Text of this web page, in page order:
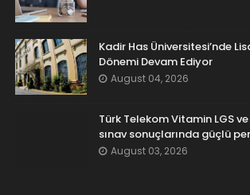
Kadir Has Üniversitesi’nde
Dönemi Devam Ediyor
August 04, 2026
Türk Telekom Vitamin LGS
sınav sonuçlarında güçlü
August 03, 2026